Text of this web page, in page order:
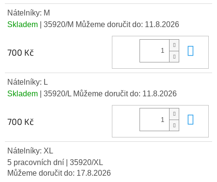
Nátelníky: M
Skladem
| 35920/M Můžeme doručit do: 11.8.2026
700 Kč
Nátelníky: L
Skladem
| 35920/L Můžeme doručit do: 11.8.2026
700 Kč
Nátelníky: XL
5 pracovních dní
| 35920/XL
Můžeme doručit do: 17.8.2026